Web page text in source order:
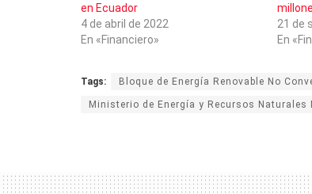
en Ecuador
4 de abril de 2022
En «Financiero»
21 de
En
Tags: Bloque de Energía Renovable No
Ministerio de Energía y Recursos Naturales